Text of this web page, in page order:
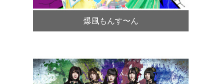
爆風もんす〜ん